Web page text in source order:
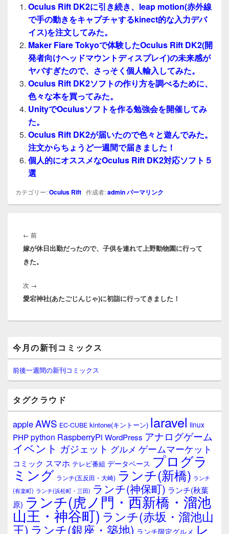
Oculus Rift DK2に引き続き、leap motion(赤外線
で手の動きをキャプチャするkinect的な入力デバ
イス)を注文してみた。
Maker Fiare Tokyoで体験したOculus Rift DK2(開
発者向けヘッドマウントディスプレイ)の未来感が
ヤバすぎたので、さっそく個人輸入してみた。
Oculus Rift DK2ソフトの作り方を調べるために、
色々な本を買ってみた。
UnityでOculusソフトを作る勉強会を開催してみ
た。
Oculus Rift DK2が届いたので色々と遊んでみた。
注文からちょうど一週間で届きました！
個人的にオススメなOculus Rift DK2対応ソフト５
選
カテゴリー:Oculus Rift 作成者:adminパーマリンク
稿
ナ
ビ
ゲ
シ
ョ
← 前前
の
投
嫁が休日出勤だったので、子供を連れて上野動物園に行って
きた。
次 →
の
稿:
愛宕神社(あたごじんじゃ)に初詣に行ってきました！
イ
ン
サ
イ
ウ
ィ
ジ
ェ
ア
今月の新刊コミックス
前後一週間の新刊コミックス
タグクラウド
appleAWS EC-CUBE kintone(キントーン) laravel linux
PHPpython RaspberryPi WordPress アナログゲーム
イベント ガジェット グルメ ゲームマーケット
コミック スマホ テレビ番組 データベース プログラ
ミング ランチ(五反田・大崎) ランチ(新橋) ランチ
(有楽町) ランチ(浜松町・三田) ランチ(神保町) ランチ(秋葉
原) ランチ(虎ノ門・西新橋・溜池
山王・神谷町) ランチ(赤坂・溜池山
王) ランチ(銀座・築地) ランチ限定グルメ レ